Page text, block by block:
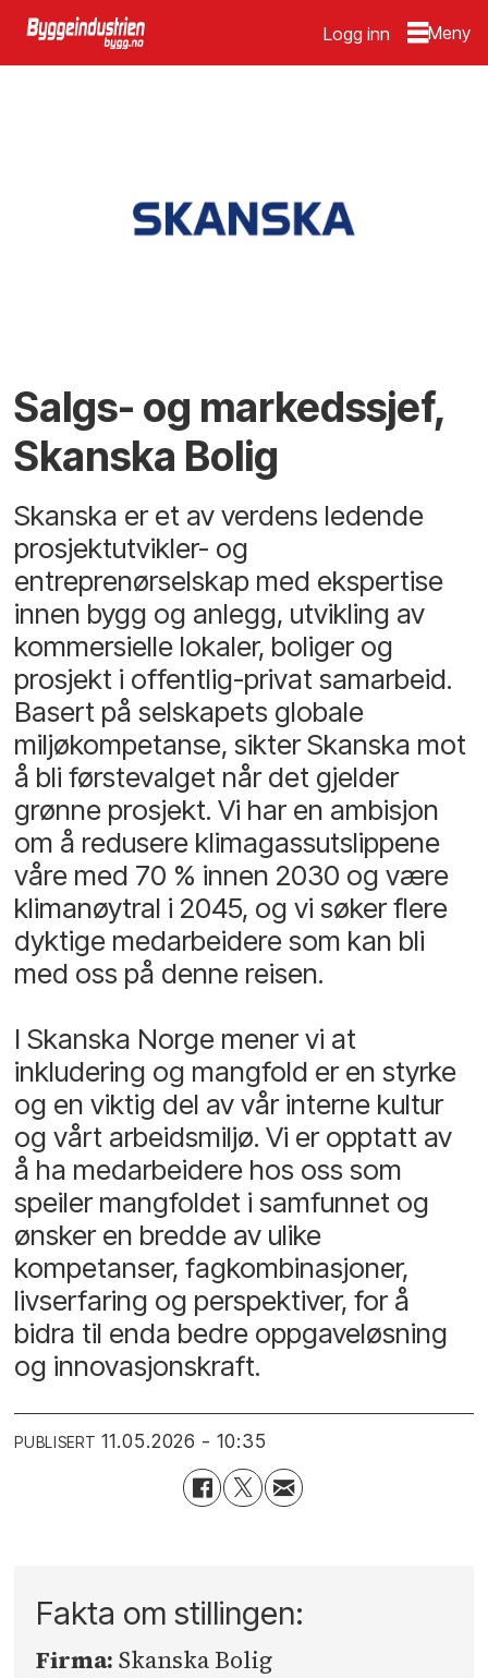
Logg inn
Salgs- og markedssjef,
Skanska Bolig
Skanska er et av verdens ledende
prosjektutvikler- og
entreprenørselskap med ekspertise
innen bygg og anlegg, utvikling av
kommersielle lokaler, boliger og
prosjekt i offentlig-privat samarbeid.
Basert på selskapets globale
miljøkompetanse, sikter Skanska mot
å bli førstevalget når det gjelder
grønne prosjekt. Vi har en ambisjon
om å redusere klimagassutslippene
våre med 70 % innen 2030 og være
klimanøytral i 2045, og vi søker flere
dyktige medarbeidere som kan bli
med oss på denne reisen.
I Skanska Norge mener vi at
inkludering og mangfold er en styrke
og en viktig del av vår interne kultur
og vårt arbeidsmiljø. Vi er opptatt av
å ha medarbeidere hos oss som
speiler mangfoldet i samfunnet og
ønsker en bredde av ulike
kompetanser, fagkombinasjoner,
livserfaring og perspektiver, for å
bidra til enda bedre oppgaveløsning
og innovasjonskraft.
PUBLISERT 11.05.2026 - 10:35
Fakta om stillingen:
Firma: Skanska Bolig